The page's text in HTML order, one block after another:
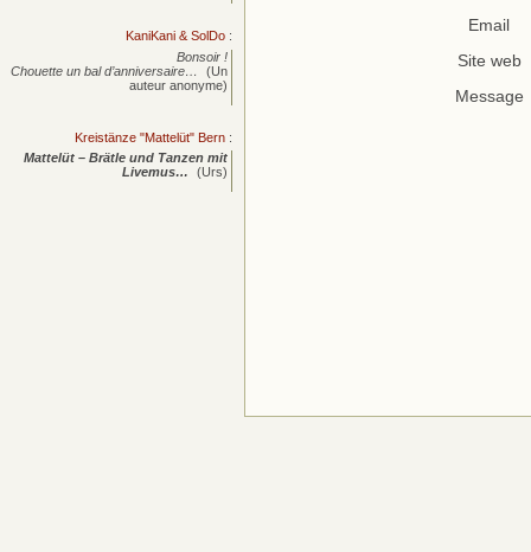
Email
Site web
Message
KaniKani & SolDo :
Bonsoir !
Chouette un bal d’anniversaire…
(Un
auteur anonyme)
Kreistänze "Mattelüt" Bern :
Mattelüt – Brätle und Tanzen mit
Livemus…
(Urs)